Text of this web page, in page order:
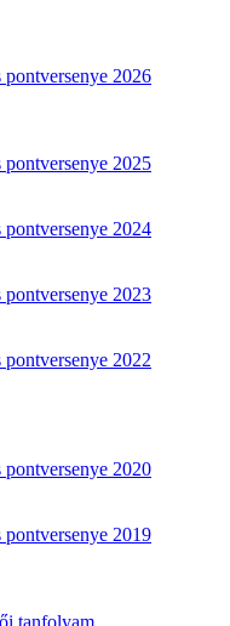
2026
2025
2024
2023
2022
2020
2019
tanfolyam